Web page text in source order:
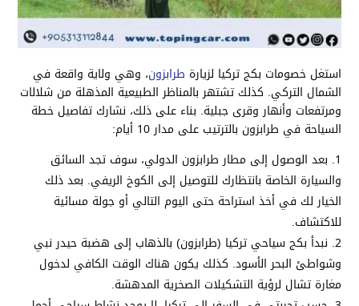
استغل خصومات بكج تركيا لزيارة طرابزون، وهي ولاية واقعة في
الشمال التركي. كذلك تشتهر بالمناظر الطبيعية المذهلة من شلالات
ومرتفعات وأنهار وقرى جبلية. بناء على ذلك، نشارك تفاصيل خطة
السياحة في طرابزون بالترتيب على مدار 10 أيام:
بعد الوصول إلى مطار طرابزون الدولي، سوف تجد السائق
والسيارة الخاصة بانتظارك للتوصيل إلى الكوخ الريفي. بعد ذلك
الخيار لك في أخذ استراحة حتى اليوم التالي أو جولة مسائية
للاكتشاف.
نبدأ بكج سياحي تركيا (طرابزون) بالذهاب إلى هضبة حيدر نبي
وشواطئ البحر الأسود. كذلك يكون هناك الوقت الكافي لدخول
مغارة تشال لرؤية التشكيلات الصخرية المدهشة.